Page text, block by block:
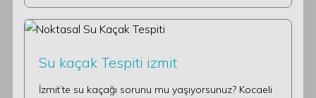
Su kaçak Tespiti izmit
İzmit’te su kaçağı sorunu mu yaşıyorsunuz? Kocaeli